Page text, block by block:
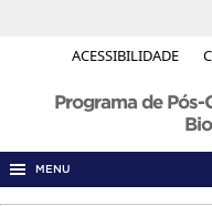
ACESSIBILIDADE
Programa de
MENU